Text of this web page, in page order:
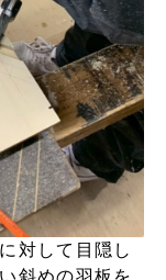
対して目隠し